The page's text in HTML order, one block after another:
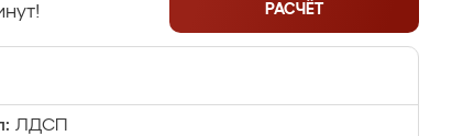
РАСЧЁТ
ЛДСП